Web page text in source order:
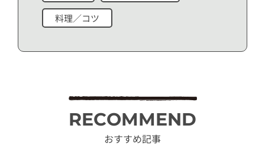
料理／コツ
RECOMMEND
おすすめ記事